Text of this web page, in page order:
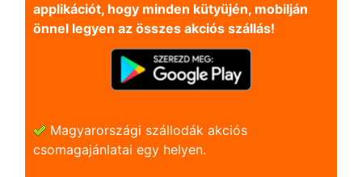
applikációt, hogy minden kütyüjén, mobilján
önnel legyen az összes akciós szállás!
Magyarországi szállodák akciós
csomagajánlatai egy helyen.